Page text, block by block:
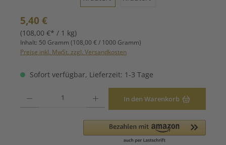
Regulärer Preis:
5,40 €
(108,00 €* / 1 kg)
Inhalt: 50 Gramm (108,00 € / 1000 Gramm)
Preise inkl. MwSt. zzgl. Versandkosten
Sofort verfügbar, Lieferzeit: 1-3 Tage
In den Warenkorb